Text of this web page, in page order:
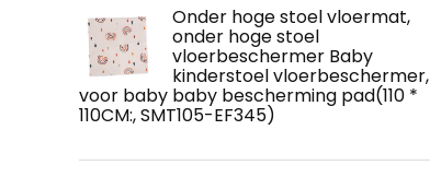
Onder hoge stoel vloermat,
onder hoge stoel
vloerbeschermer Baby
kinderstoel vloerbeschermer,
voor baby baby bescherming pad(110 *
110CM:, SMT105-EF345)